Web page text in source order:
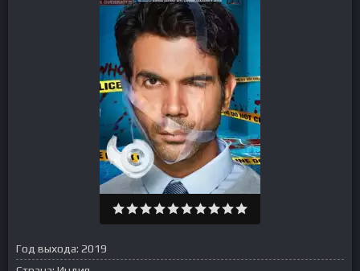
Год выхода: 2019